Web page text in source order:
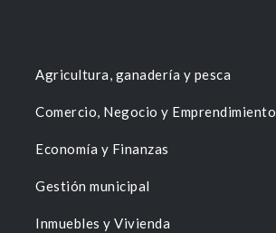
Agricultura, ganadería y pesca
Comercio, Negocio y Emprendimiento
Economía y Finanzas
Gestión municipal
Inmuebles y Vivienda